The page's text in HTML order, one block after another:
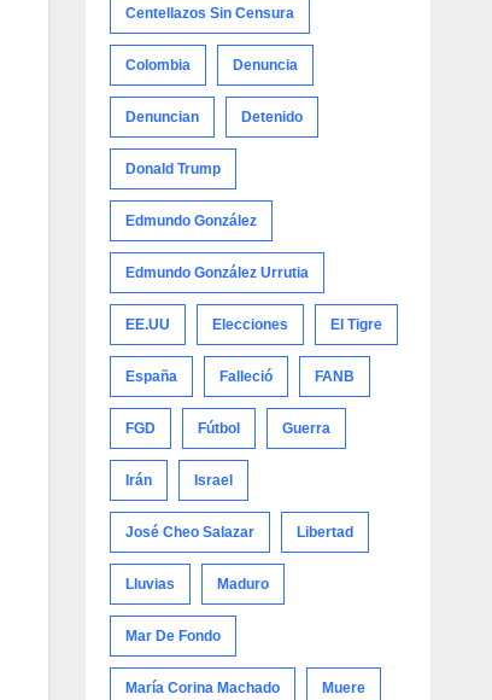
Centellazos Sin Censura
Colombia Denuncia
Denuncian Detenido
Donald Trump
Edmundo González
Edmundo González Urrutia
EE.UU Elecciones El Tigre
España Falleció FANB
FGD Fútbol Guerra
Irán Israel
José Cheo Salazar Libertad
Lluvias Maduro
Mar De Fondo
María Corina Machado Muere